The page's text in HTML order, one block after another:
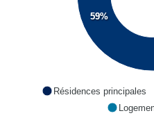
59%
Résidences principales